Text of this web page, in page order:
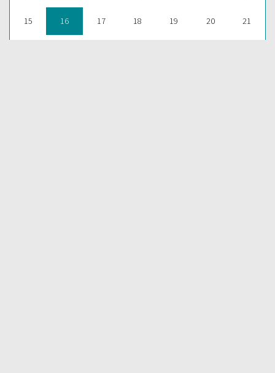
15 16 17 18 19 20 21